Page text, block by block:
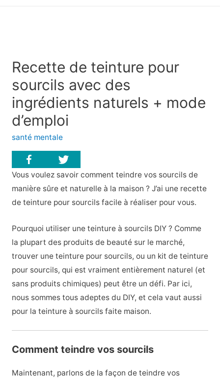
Recette de teinture pour
sourcils avec des
ingrédients naturels + mode
d’emploi
santé mentale
Vous voulez savoir comment teindre vos sourcils de
manière sûre et naturelle à la maison ? J’ai une recette
de teinture pour sourcils facile à réaliser pour vous.
Pourquoi utiliser une teinture à sourcils DIY ? Comme
la plupart des produits de beauté sur le marché,
trouver une teinture pour sourcils, ou un kit de teinture
pour sourcils, qui est vraiment entièrement naturel (et
sans produits chimiques) peut être un défi. Par ici,
nous sommes tous adeptes du DIY, et cela vaut aussi
pour la teinture à sourcils faite maison.
Comment teindre vos sourcils
Maintenant, parlons de la façon de teindre vos